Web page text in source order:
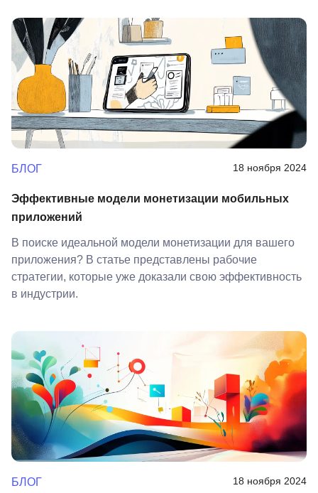
БЛОГ 18 ноября 2024
Эффективные модели монетизации мобильных
приложений
В поиске идеальной модели монетизации для вашего
приложения? В статье представлены рабочие
стратегии, которые уже доказали свою эффективность
в индустрии.
БЛОГ 18 ноября 2024